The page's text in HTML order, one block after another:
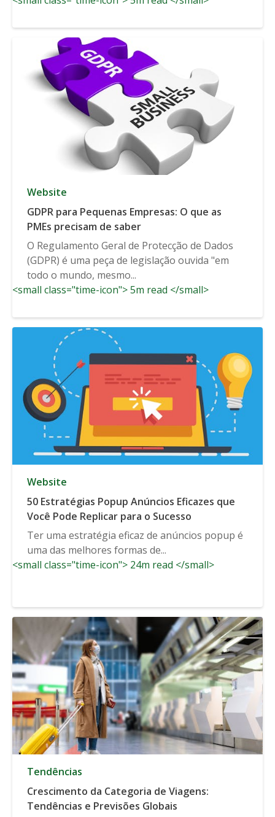
Website
GDPR para Pequenas Empresas: O que as
PMEs precisam de saber
O Regulamento Geral de Protecção de Dados
(GDPR) é uma peça de legislação ouvida "em
todo o mundo, mesmo...
<small class="time-icon"> 5m read </small>
Website
50 Estratégias Popup Anúncios Eficazes que
Você Pode Replicar para o Sucesso
Ter uma estratégia eficaz de anúncios popup é
uma das melhores formas de...
<small class="time-icon"> 24m read </small>
Tendências
Crescimento da Categoria de Viagens:
Tendências e Previsões Globais